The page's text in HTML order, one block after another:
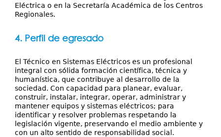
Eléctrica o en la Secretaría Académica de los Centros
Regionales.
4. Perfil de egresado
El Técnico en Sistemas Eléctricos es un profesional
integral con sólida formación científica, técnica y
humanística, que contribuye al desarrollo de la
sociedad. Con capacidad para planear, evaluar,
construir, instalar, integrar, operar, administrar y
mantener equipos y sistemas eléctricos; para
identificar y resolver problemas respetando la
legislación vigente, preservando el medio ambiente y
con un alto sentido de responsabilidad social.